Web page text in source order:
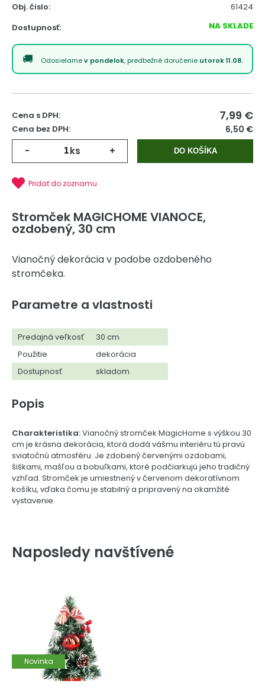
Obj. čislo:
61424
Dostupnosť:
NA SKLADE
Odosielamev pondelok, predbežné doručenie utorok 11.08.
Cena s DPH: 7,99 €
Cena bez DPH: 6,50 €
- ks + DO KOŠÍKA
Pridať do zoznamu
Stromček MAGICHOME VIANOCE,
ozdobený, 30 cm
Vianočný dekorácia v podobe ozdobeného
stromčeka.
Parametre a vlastnosti
Predajná veľkosť
30 cm
Použitie
dekorácia
Dostupnosť
skladom
Popis
Charakteristika:Vianočný stromček MagicHome s výškou 30
cm je krásna dekorácia, ktorá dodá vášmu interiéru tú pravú
sviatočnú atmosféru. Je zdobený červenými ozdobami,
šiškami, mašľou a bobuľkami, ktoré podčiarkujú jeho tradičný
vzhľad. Stromček je umiestnený v červenom dekoratívnom
košíku, vďaka čomu je stabilný a pripravený na okamžité
vystavenie.
Naposledy navštívené
Novinka